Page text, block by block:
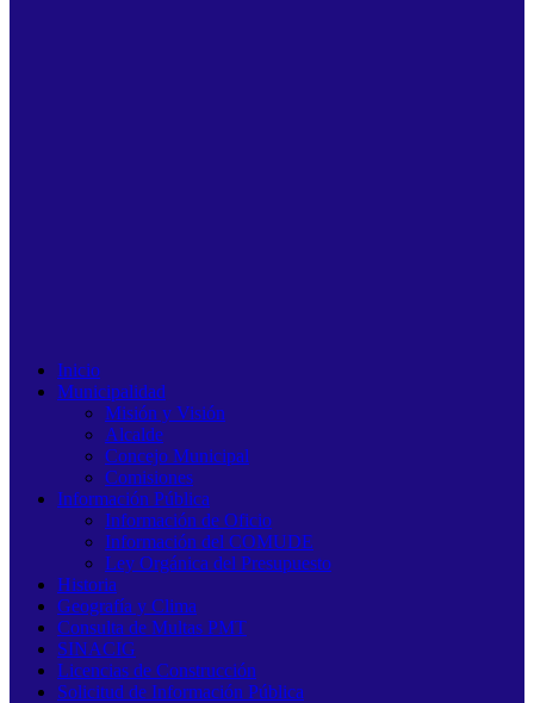
Inicio
Municipalidad
Misión y Visión
Alcalde
Concejo Municipal
Comisiones
Información Pública
Información de Oficio
Información del COMUDE
Ley Orgánica del Presupuesto
Historia
Geografía y Clima
Consulta de Multas PMT
SINACIG
Licencias de Construcción
Solicitud de Información Pública